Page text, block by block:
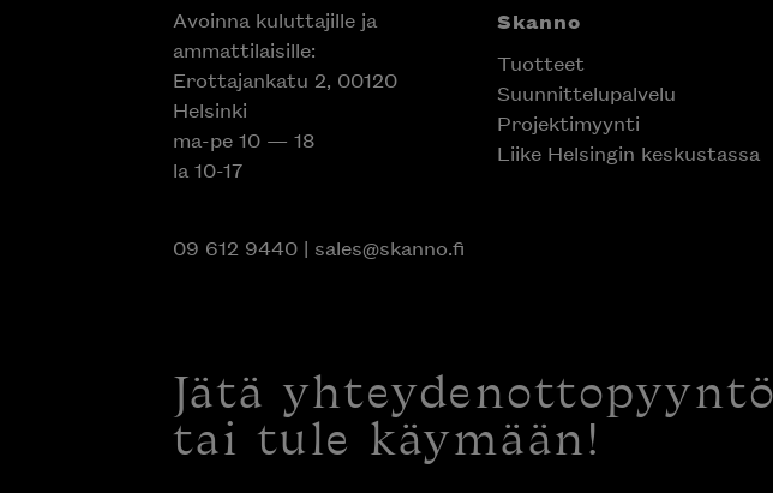
Avoinna kuluttajille ja
ammattilaisille:
Erottajankatu 2, 00120
Helsinki
ma-pe 10 — 18
la 10-17
09 612 9440|
Skanno
Tuotteet
Suunnittelupalvelu
Projektimyynti
Liike Helsingin keskustassa
Jätä yhteydenottopyyntö
tai tule käymään!
Inspiroidu italialaisen merkin laadukkaasta
huonekalumallistosta.